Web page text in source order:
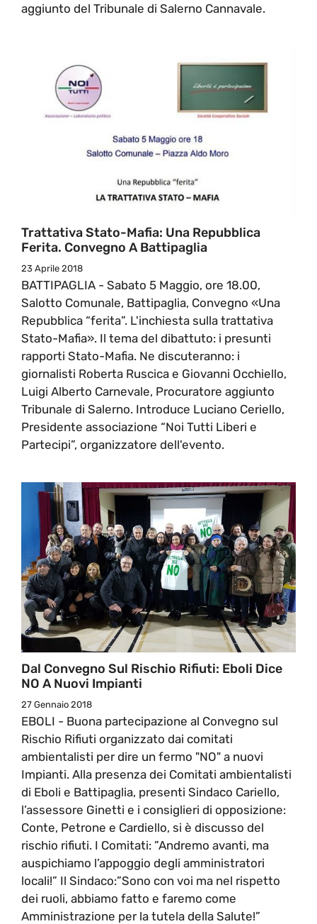
aggiunto del Tribunale di Salerno Cannavale.
Trattativa Stato-Mafia: Una Repubblica
Ferita. Convegno A Battipaglia
23 Aprile 2018
BATTIPAGLIA - Sabato 5 Maggio, ore 18.00,
Salotto Comunale, Battipaglia, Convegno «Una
Repubblica “ferita”. L'inchiesta sulla trattativa
Stato-Mafia». Il tema del dibattuto: i presunti
rapporti Stato-Mafia. Ne discuteranno: i
giornalisti Roberta Ruscica e Giovanni Occhiello,
Luigi Alberto Carnevale, Procuratore aggiunto
Tribunale di Salerno. Introduce Luciano Ceriello,
Presidente associazione “Noi Tutti Liberi e
Partecipi”, organizzatore dell'evento.
Dal Convegno Sul Rischio Rifiuti: Eboli Dice
NO A Nuovi Impianti
27 Gennaio 2018
EBOLI - Buona partecipazione al Convegno sul
Rischio Rifiuti organizzato dai comitati
ambientalisti per dire un fermo "NO" a nuovi
Impianti. Alla presenza dei Comitati ambientalisti
di Eboli e Battipaglia, presenti Sindaco Cariello,
l’assessore Ginetti e i consiglieri di opposizione:
Conte, Petrone e Cardiello, si è discusso del
rischio rifiuti. I Comitati: ”Andremo avanti, ma
auspichiamo l’appoggio degli amministratori
locali!” Il Sindaco:”Sono con voi ma nel rispetto
dei ruoli, abbiamo fatto e faremo come
Amministrazione per la tutela della Salute!”